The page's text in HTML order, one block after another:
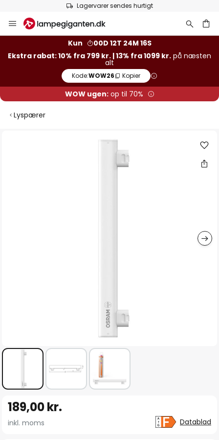
Lagervarer sendes hurtigt
to
Kun
00D 12T 24M 15S
Ekstra rabat: 10% fra 799 kr. | 13% fra 1099 kr. på næsten
alt
Kode:WOW26 Kopier
WOW ugen:op til 70%
Lyspærer
starten
189,00 kr.
inkl. moms Datablad